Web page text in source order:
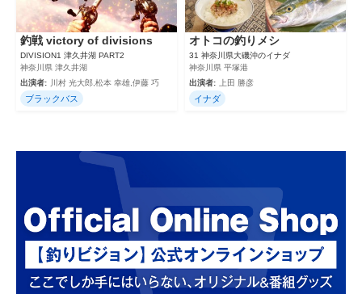
釣戦 victory of divisions
DIVISION1 津久井湖 PART2
神奈川県 津久井湖
出演者:
川村 光大郎,松本 幸雄,伊藤 巧
ブラックバス
オトコの釣りメシ
31 神奈川県大磯沖のイナダ
神奈川県 平塚港
出演者:
上田 勝彦
イナダ